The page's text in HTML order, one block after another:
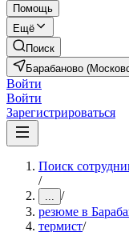
Помощь
Ещё
Поиск
Барабаново
Войти
Войти
Зарегистрироваться
Поиск
/
... /
резюме в
термист/